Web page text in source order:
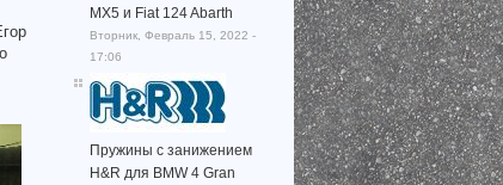
MX5 и Fiat 124 Abarth
Вторник, Февраль 15, 2022 -
17:06
Пружины с занижением
H&R для BMW 4 Gran